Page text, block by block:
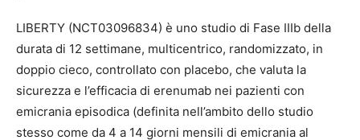
LIBERTY (NCT03096834) è uno studio di Fase IIIb della
durata di 12 settimane, multicentrico, randomizzato, in
doppio cieco, controllato con placebo, che valuta la
sicurezza e l’efficacia di erenumab nei pazienti con
emicrania episodica (definita nell’ambito dello studio
stesso come da 4 a 14 giorni mensili di emicrania al